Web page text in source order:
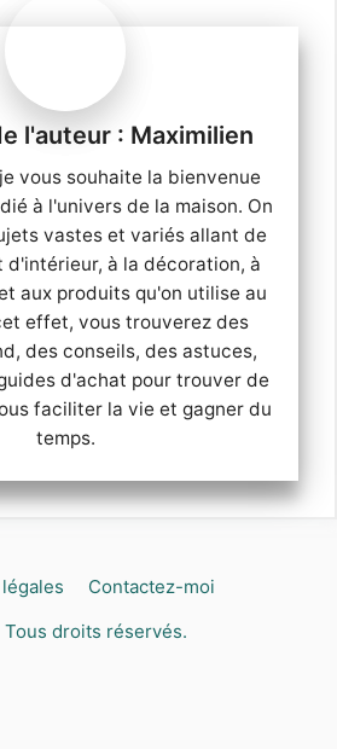
Maximilien
vous souhaite la bienvenue
à l'univers de la maison. On
vastes et variés allant de
d'intérieur, à la décoration, à
aux produits qu'on utilise au
effet, vous trouverez des
des conseils, des astuces,
d'achat pour trouver de
faciliter la vie et gagner du
temps.
Contactez-moi
Tous droits réservés.